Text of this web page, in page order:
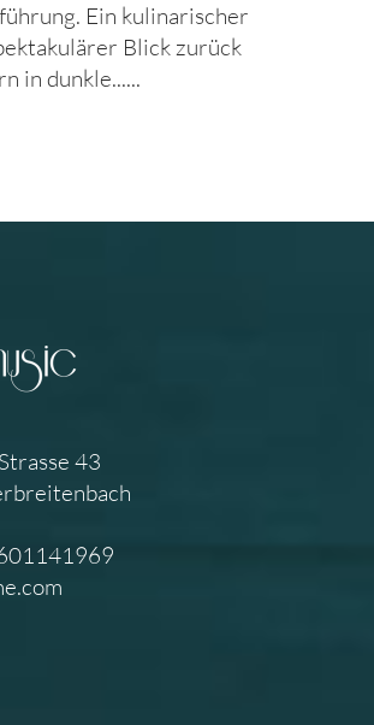
Ein kulinarischer
Blick zurück
in dunkle......
43